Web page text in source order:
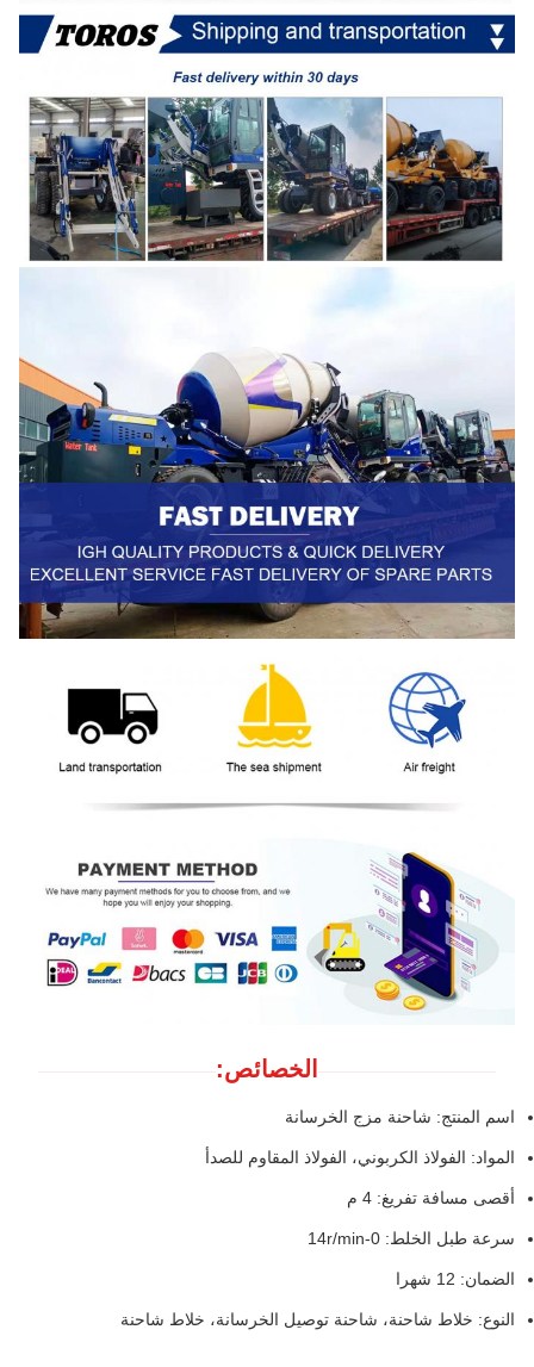
الخصائص:
اسم المنتج: شاحنة مزج الخرسانة
المواد: الفولاذ الكربوني، الفولاذ المقاوم للصدأ
أقصى مسافة تفريغ: 4 م
سرعة طبل الخلط: 0-14r/min
الضمان: 12 شهرا
النوع: خلاط شاحنة، شاحنة توصيل الخرسانة، خلاط شاحنة